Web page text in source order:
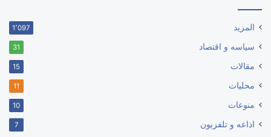
المزيد 1٬097
سياسه و اقتصاد 31
مقالات 15
محليات 11
منوعات 10
اذاعه و تلفزيون 7